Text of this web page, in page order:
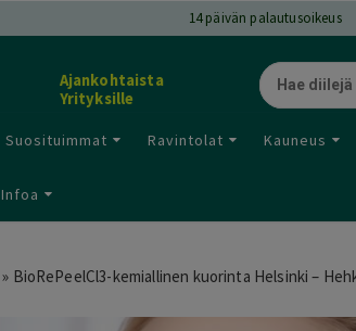
14päivän palautusoikeus
Ajankohtaista
Yrityksille
Suosituimmat Ravintolat Kauneus
Infoa
» BioRePeelCl3-kemiallinen kuorinta Helsinki –